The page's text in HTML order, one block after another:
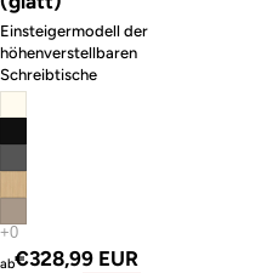
Einsteigermodell der
höhenverstellbaren
Schreibtische
abAngebotspreis
€328,99 EUR